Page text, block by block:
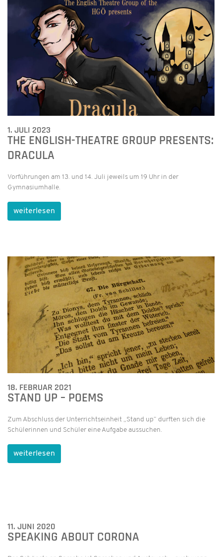
1. JULI 2023
THE ENGLISH-THEATRE GROUP PRESENTS:
DRACULA
Vorführungen am 13. und 14. Juli jeweils um 19 Uhr in der
Gymnasiumhalle.
weiterlesen
18. FEBRUAR 2021
STAND UP – POEMS
Zum Abschluss der Unterrichtseinheit „Stand up“ durften sich die
Schülerinnen und Schüler eine Aufgabe aussuchen.
weiterlesen
11. JUNI 2020
SPEAKING ABOUT CORONA